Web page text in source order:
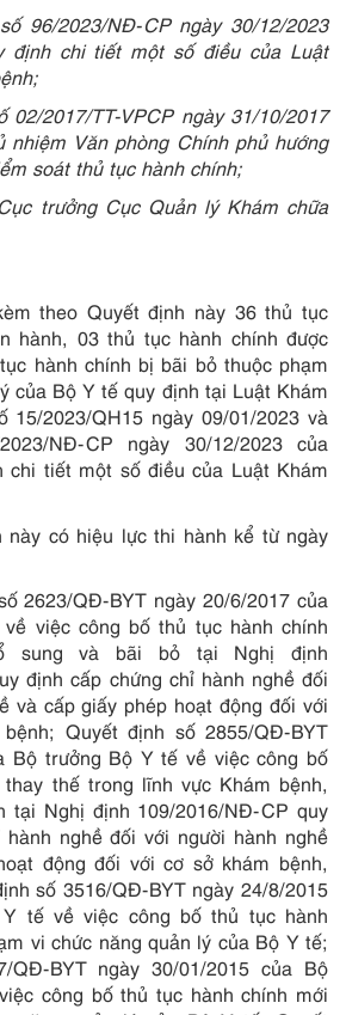
96/2023/NĐ-CP ngày 30/12/2023
định chi tiết một số điều của Luật
02/2017/TT-VPCP ngày 31/10/2017
nhiệm Văn phòng Chính phủ hướng
soát thủ tục hành chính;
trưởng Cục Quản lý Khám chữa
theo Quyết định này 36 thủ tục
hành, 03 thủ tục hành chính được
hành chính bị bãi bỏ thuộc phạm
của Bộ Y tế quy định tại Luật Khám
15/2023/QH15 ngày 09/01/2023 và
NĐ-CP ngày 30/12/2023 của
chi tiết một số điều của Luật Khám
này có hiệu lực thi hành kể từ ngày
2623/QĐ-BYT ngày 20/6/2017 của
việc công bố thủ tục hành chính
sung và bãi bỏ tại Nghị định
định cấp chứng chỉ hành nghề đối
và cấp giấy phép hoạt động đối với
Quyết định số 2855/QĐ-BYT
Bộ trưởng Bộ Y tế về việc công bố
thế trong lĩnh vực Khám bệnh,
tại Nghị định 109/2016/NĐ-CP quy
nghề đối với người hành nghề
động đối với cơ sở khám bệnh,
số 3516/QĐ-BYT ngày 24/8/2015
tế về việc công bố thủ tục hành
vi chức năng quản lý của Bộ Y tế;
QĐ-BYT ngày 30/01/2015 của Bộ
công bố thủ tục hành chính mới